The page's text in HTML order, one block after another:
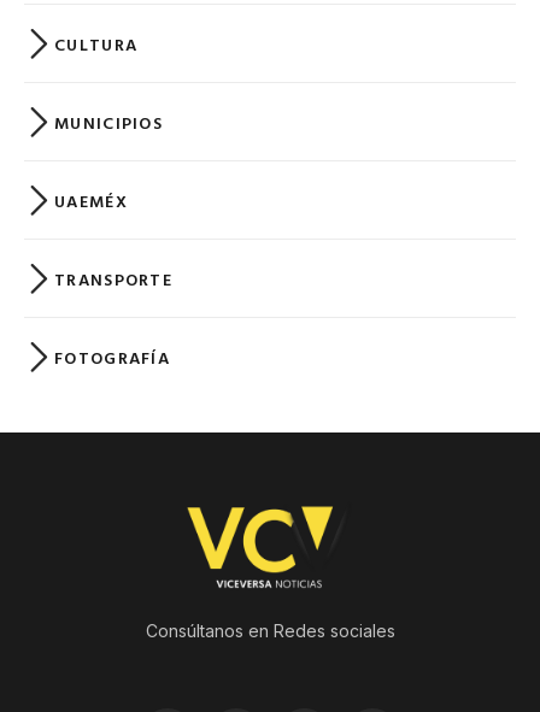
CULTURA
MUNICIPIOS
UAEMÉX
TRANSPORTE
FOTOGRAFÍA
Consúltanos en Redes sociales